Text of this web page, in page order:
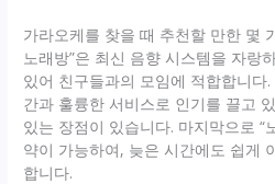
가라오케를 찾을 때 추천할 만한 몇
노래방”은 최신 음향 시스템을 자랑
있어 친구들과의 모임에 적합합니다
간과 훌륭한 서비스로 인기를 끌고
있는 장점이 있습니다. 마지막으로 “
약이 가능하여, 늦은 시간에도 쉽게
합니다.